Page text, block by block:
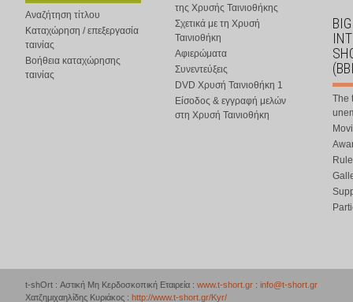
Αναζήτηση τίτλου
Καταχώρηση / επεξεργασία
ταινίας
Βοήθεια καταχώρησης
ταινίας
της Χρυσής Ταινιοθήκης
Σχετικά με τη Χρυσή
Ταινιοθήκη
Αφιερώματα
Συνεντεύξεις
DVD Χρυσή Ταινιοθήκη 1
Είσοδος & εγγραφή μελών
στη Χρυσή Ταινιοθήκη
The
t-shOrt : Αστική Μη Κερδοσκοπική Εταιρεία : www.t-short.gr : info@t-short.gr
Χατζημιχαηλίδης Κυριάκος : http://www.t-short.gr/Kyr/